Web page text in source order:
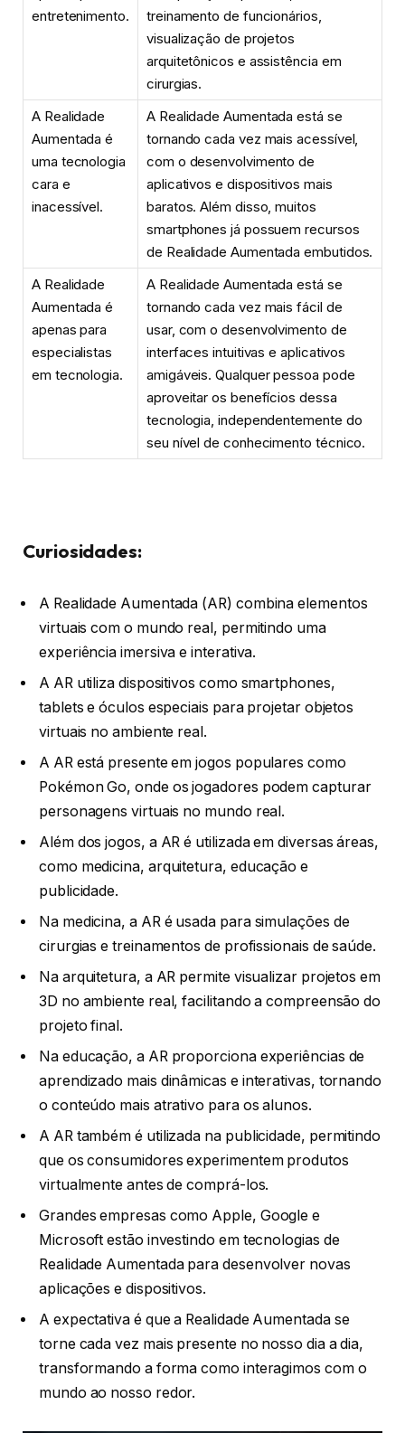
entretenimento.
treinamento de funcionários,
visualização de projetos
arquitetônicos e assistência em
cirurgias.
A Realidade
Aumentada é
uma tecnologia
cara e
inacessível.
A Realidade Aumentada está se
tornando cada vez mais acessível,
com o desenvolvimento de
aplicativos e dispositivos mais
baratos. Além disso, muitos
smartphones já possuem recursos
de Realidade Aumentada embutidos.
A Realidade
Aumentada é
apenas para
especialistas
em tecnologia.
A Realidade Aumentada está se
tornando cada vez mais fácil de
usar, com o desenvolvimento de
interfaces intuitivas e aplicativos
amigáveis. Qualquer pessoa pode
aproveitar os benefícios dessa
tecnologia, independentemente do
seu nível de conhecimento técnico.
Curiosidades:
A Realidade Aumentada (AR) combina elementos
virtuais com o mundo real, permitindo uma
experiência imersiva e interativa.
A AR utiliza dispositivos como smartphones,
tablets e óculos especiais para projetar objetos
virtuais no ambiente real.
A AR está presente em jogos populares como
Pokémon Go, onde os jogadores podem capturar
personagens virtuais no mundo real.
Além dos jogos, a AR é utilizada em diversas áreas,
como medicina, arquitetura, educação e
publicidade.
Na medicina, a AR é usada para simulações de
cirurgias e treinamentos de profissionais de saúde.
Na arquitetura, a AR permite visualizar projetos em
3D no ambiente real, facilitando a compreensão do
projeto final.
Na educação, a AR proporciona experiências de
aprendizado mais dinâmicas e interativas, tornando
o conteúdo mais atrativo para os alunos.
A AR também é utilizada na publicidade, permitindo
que os consumidores experimentem produtos
virtualmente antes de comprá-los.
Grandes empresas como Apple, Google e
Microsoft estão investindo em tecnologias de
Realidade Aumentada para desenvolver novas
aplicações e dispositivos.
A expectativa é que a Realidade Aumentada se
torne cada vez mais presente no nosso dia a dia,
transformando a forma como interagimos com o
mundo ao nosso redor.